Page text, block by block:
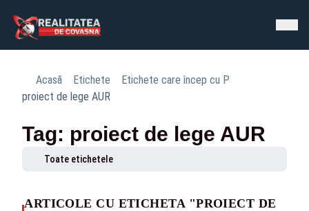
Acasă Etichete
Etichete care încep cu P
proiect de lege AUR
Tag: proiect de lege AUR
Toate etichetele
ARTICOLE CU ETICHETA "PROIECT DE